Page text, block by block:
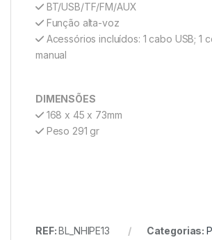
BT/USB/TF/FM/AUX
Função alta-voz
Acessórios incluídos: 1 cabo USB; 1
manual
DIMENSÕES
168 x 45 x 73mm
Peso 291 gr
REF:BL_NHIPE13 Categorias: